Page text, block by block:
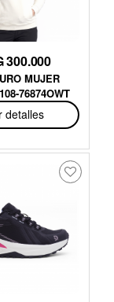
300.000
MUJER
76874OWT
detalles